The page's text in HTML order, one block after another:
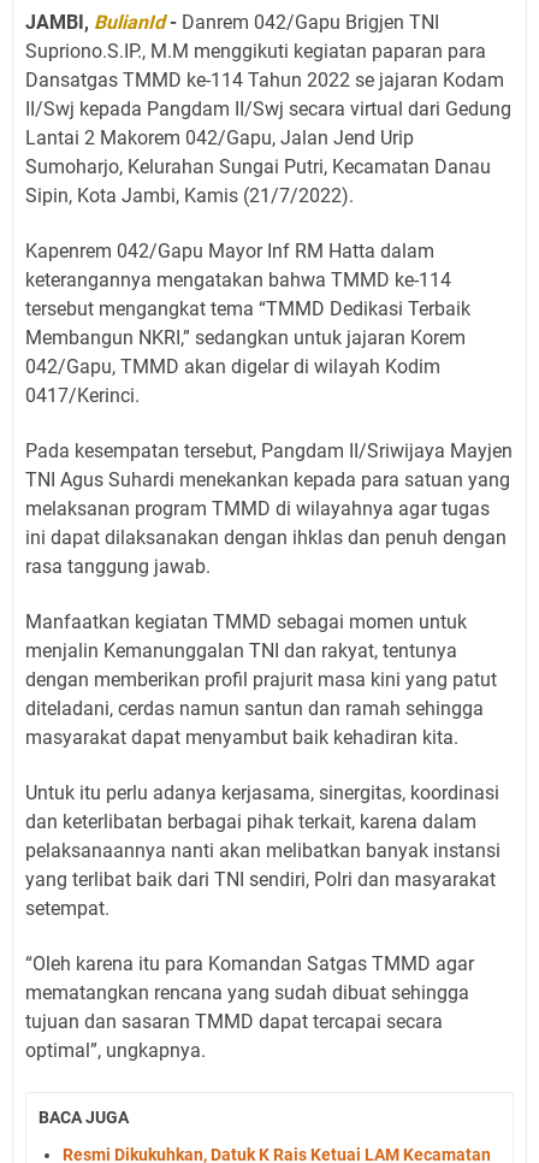
JAMBI, BulianId- Danrem 042/Gapu Brigjen TNI
Supriono.S.IP., M.M menggikuti kegiatan paparan para
Dansatgas TMMD ke-114 Tahun 2022 se jajaran Kodam
II/Swj kepada Pangdam II/Swj secara virtual dari Gedung
Lantai 2 Makorem 042/Gapu, Jalan Jend Urip
Sumoharjo, Kelurahan Sungai Putri, Kecamatan Danau
Sipin, Kota Jambi, Kamis (21/7/2022).
Kapenrem 042/Gapu Mayor Inf RM Hatta dalam
keterangannya mengatakan bahwa TMMD ke-114
tersebut mengangkat tema “TMMD Dedikasi Terbaik
Membangun NKRI,” sedangkan untuk jajaran Korem
042/Gapu, TMMD akan digelar di wilayah Kodim
0417/Kerinci.
Pada kesempatan tersebut, Pangdam II/Sriwijaya Mayjen
TNI Agus Suhardi menekankan kepada para satuan yang
melaksanan program TMMD di wilayahnya agar tugas
ini dapat dilaksanakan dengan ihklas dan penuh dengan
rasa tanggung jawab.
Manfaatkan kegiatan TMMD sebagai momen untuk
menjalin Kemanunggalan TNI dan rakyat, tentunya
dengan memberikan profil prajurit masa kini yang patut
diteladani, cerdas namun santun dan ramah sehingga
masyarakat dapat menyambut baik kehadiran kita.
Untuk itu perlu adanya kerjasama, sinergitas, koordinasi
dan keterlibatan berbagai pihak terkait, karena dalam
pelaksanaannya nanti akan melibatkan banyak instansi
yang terlibat baik dari TNI sendiri, Polri dan masyarakat
setempat.
“Oleh karena itu para Komandan Satgas TMMD agar
mematangkan rencana yang sudah dibuat sehingga
tujuan dan sasaran TMMD dapat tercapai secara
optimal”, ungkapnya.
BACA JUGA
Resmi Dikukuhkan, Datuk K Rais Ketuai LAM Kecamatan